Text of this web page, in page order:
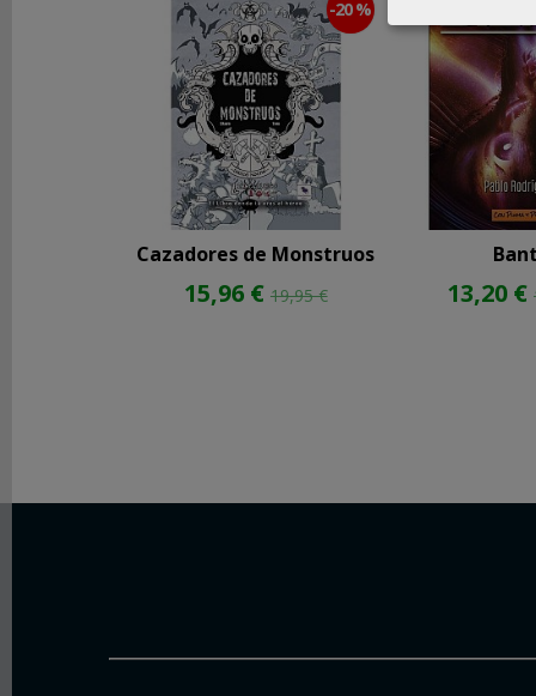
SOCIALES
Instagram
Facebook
Youtube
-20 %
Cazadores de Monstruos
15,96 € 19,95 € 13,20 €